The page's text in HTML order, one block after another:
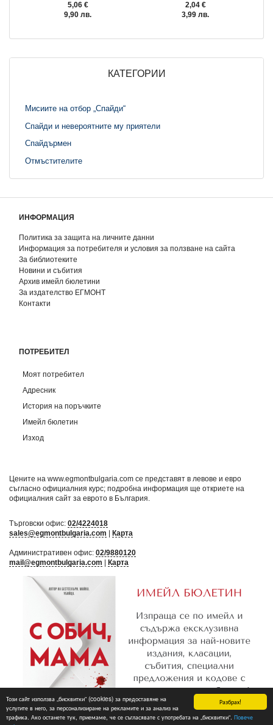
Разбрах!
Този сайт използва „бисквитки“ (cookies) за предоставяне на
услугите в него, за персонализиране на рекламите и за анализ на
трафика. Ако останете тук, приемаме, че се съгласявате с употребата на „бисквитки“. Повече
5,06 €
9,90 лв.
2,04 €
3,99 лв.
КАТЕГОРИИ
Мисиите на отбор „Спайди“
Спайди и невероятните му приятели
Спайдърмен
Отмъстителите
ИНФОРМАЦИЯ
Политика за защита на личните данни
Информация за потребителя и условия за ползване на сайта
За библиотеките
Новини и събития
Архив имейл бюлетини
За издателство ЕГМОНТ
Контакти
ПОТРЕБИТЕЛ
Моят потребител
Адресник
История на поръчките
Имейл бюлетин
Изход
Цените на www.egmontbulgaria.com се представят в левове и евро
съгласно официалния курс; подробна информация ще откриете на
официалния сайт за еврото в България
Търговски офис: 02/4224018
sales@egmontbulgaria.com
Карта
Административен офис: 02/9880120
mail@egmontbulgaria.com
Карта